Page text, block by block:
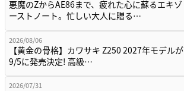
悪魔のZからAE86まで、疲れた心に蘇るエキゾ
ーストノート。忙しい大人に贈る…
2026/08/06
【黄金の骨格】カワサキ Z250 2027年モデルが
9/5に発売決定! 高級…
2026/07/31